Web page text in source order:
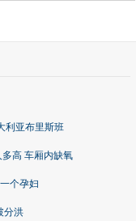
利亚布里斯班
高 车厢内缺氧
个孕妇
分洪